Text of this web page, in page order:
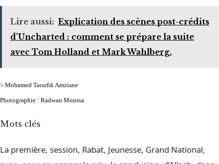
Lire aussi: Explication des scènes post-crédits
d'Uncharted : comment se prépare la suite
avec Tom Holland et Mark Wahlberg.
> Mohamed Taoufik Amziane
Photographie : Radwan Moussa
Mots clés
La première, session, Rabat, Jeunesse, Grand National,